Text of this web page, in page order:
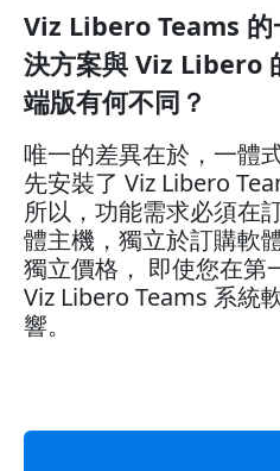
Viz Libero Teams 的
決方案與 Viz Libero
端版有何不同？
唯一的差異在於，一體
先安裝了 Viz Libero
所以，功能需求必須在
體主機，獨立於訂購軟
獨立價格， 即使您在第
Viz Libero Teams 系統
響。